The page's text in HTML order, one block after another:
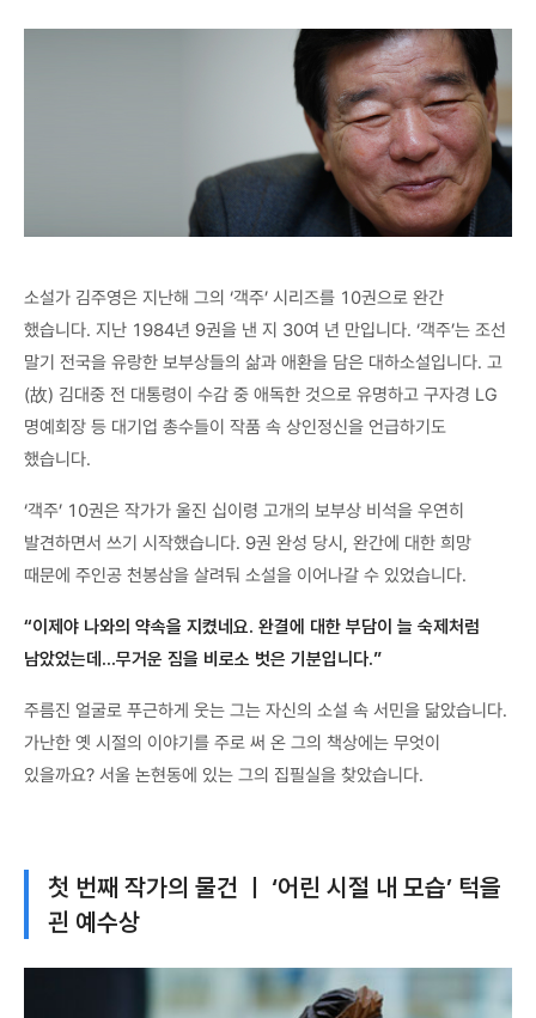
소설가 김주영은 지난해 그의 ‘객주’ 시리즈를 10권으로 완간
했습니다. 지난 1984년 9권을 낸 지 30여 년 만입니다. ‘객주’는 조선
말기 전국을 유랑한 보부상들의 삶과 애환을 담은 대하소설입니다. 고
(故) 김대중 전 대통령이 수감 중 애독한 것으로 유명하고 구자경 LG
명예회장 등 대기업 총수들이 작품 속 상인정신을 언급하기도
했습니다.
‘객주’ 10권은 작가가 울진 십이령 고개의 보부상 비석을 우연히
발견하면서 쓰기 시작했습니다. 9권 완성 당시, 완간에 대한 희망
때문에 주인공 천봉삼을 살려둬 소설을 이어나갈 수 있었습니다.
“이제야 나와의 약속을 지켰네요. 완결에 대한 부담이 늘 숙제처럼
남았었는데...무거운 짐을 비로소 벗은 기분입니다.”
주름진 얼굴로 푸근하게 웃는 그는 자신의 소설 속 서민을 닮았습니다.
가난한 옛 시절의 이야기를 주로 써 온 그의 책상에는 무엇이
있을까요? 서울 논현동에 있는 그의 집필실을 찾았습니다.
첫 번째 작가의 물건 ㅣ ‘어린 시절 내 모습’ 턱을
괸 예수상